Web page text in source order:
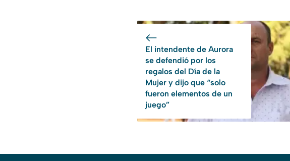
El intendente de Aurora
se defendió por los
regalos del Día de la
Mujer y dijo que “solo
fueron elementos de un
juego”